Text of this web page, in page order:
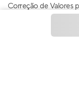
Correção de Valores
Estimativa de valor